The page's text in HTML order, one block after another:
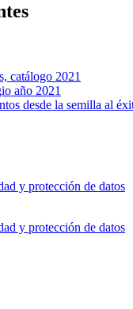
catálogo 2021
año 2021
desde la semilla al
y protección de datos
y protección de datos